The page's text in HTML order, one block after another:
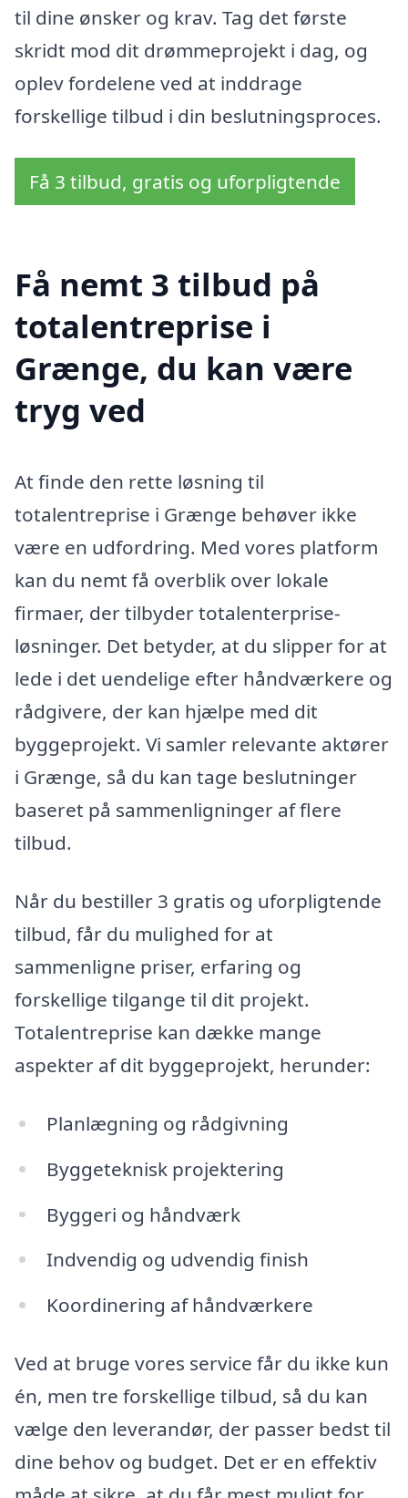
til dine ønsker og krav. Tag det første
skridt mod dit drømmeprojekt i dag, og
oplev fordelene ved at inddrage
forskellige tilbud i din beslutningsproces.
Få 3 tilbud, gratis og uforpligtende
Få nemt 3 tilbud på
totalentreprise i
Grænge, du kan være
tryg ved
At finde den rette løsning til
totalentreprise i Grænge behøver ikke
være en udfordring. Med vores platform
kan du nemt få overblik over lokale
firmaer, der tilbyder totalenterprise-
løsninger. Det betyder, at du slipper for at
lede i det uendelige efter håndværkere og
rådgivere, der kan hjælpe med dit
byggeprojekt. Vi samler relevante aktører
i Grænge, så du kan tage beslutninger
baseret på sammenligninger af flere
tilbud.
Når du bestiller 3 gratis og uforpligtende
tilbud, får du mulighed for at
sammenligne priser, erfaring og
forskellige tilgange til dit projekt.
Totalentreprise kan dække mange
aspekter af dit byggeprojekt, herunder:
Planlægning og rådgivning
Byggeteknisk projektering
Byggeri og håndværk
Indvendig og udvendig finish
Koordinering af håndværkere
Ved at bruge vores service får du ikke kun
én, men tre forskellige tilbud, så du kan
vælge den leverandør, der passer bedst til
dine behov og budget. Det er en effektiv